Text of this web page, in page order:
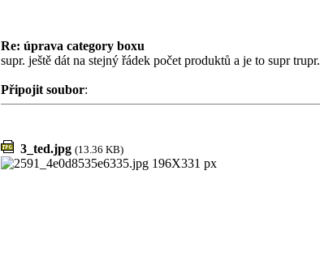
Re: úprava category boxu
supr. ještě dát na stejný řádek počet produktů a je to supr trupr.
Připojit soubor:
3_ted.jpg (13.36 KB)